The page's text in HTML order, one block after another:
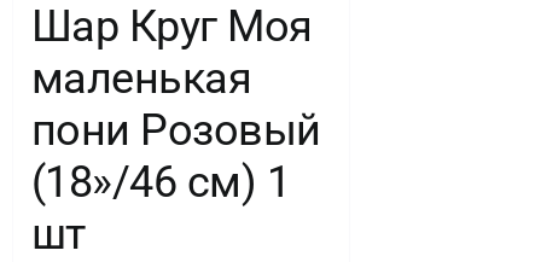
Шар Круг Моя
маленькая
пони Розовый
(18»/46 см) 1
шт